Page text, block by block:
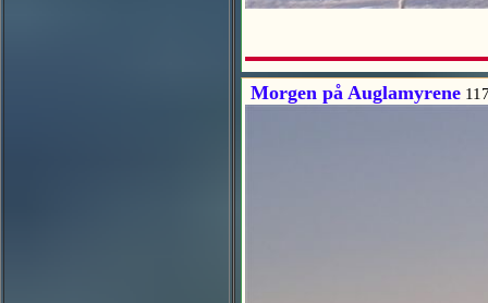
Morgen på Auglamyrene